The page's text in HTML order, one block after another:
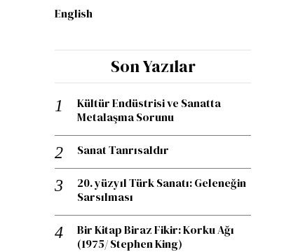
English
Son Yazılar
Kültür Endüstrisi ve Sanatta
Metalaşma Sorunu
Sanat Tanrısaldır
20. yüzyıl Türk Sanatı: Geleneğin
Sarsılması
Bir Kitap Biraz Fikir: Korku Ağı
(1975/ Stephen King)